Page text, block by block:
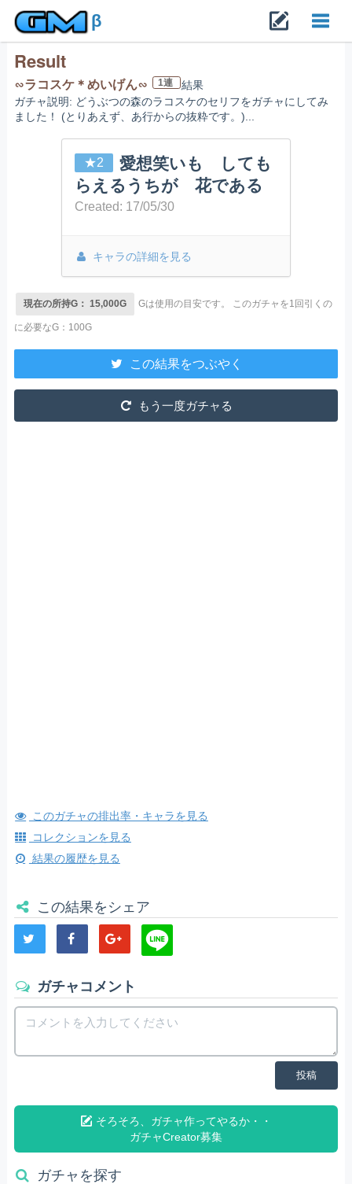
β
Result
∽ラコスケ＊めいげん∽ 1連
結果
ガチャ説明: どうぶつの森のラコスケのセリフをガチャにしてみ
ました！ (とりあえず、あ行からの抜粋です。)...
★2
愛想笑いも しても
らえるうちが 花である
Created: 17/05/30
キャラの詳細を見る
現在の所持G： 15,000G Gは使用の目安です。 このガチャを1回引くの
に必要なG：100G
この結果をつぶやく
もう一度ガチャる
このガチャの排出率・キャラを見る
コレクションを見る
結果の履歴を見る
この結果をシェア
ガチャコメント
投稿
そろそろ、ガチャ作ってやるか・・
ガチャCreator募集
ガチャを探す